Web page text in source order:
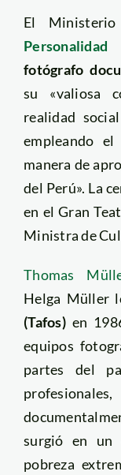
El
fotógrafo
su «valiosa
realidad
empleando
manera de
del Perú». La
en el Gran
Ministra de
Thomas
Helga Müller
(Tafos)en
equipos
partes del
surgió en un
pobreza